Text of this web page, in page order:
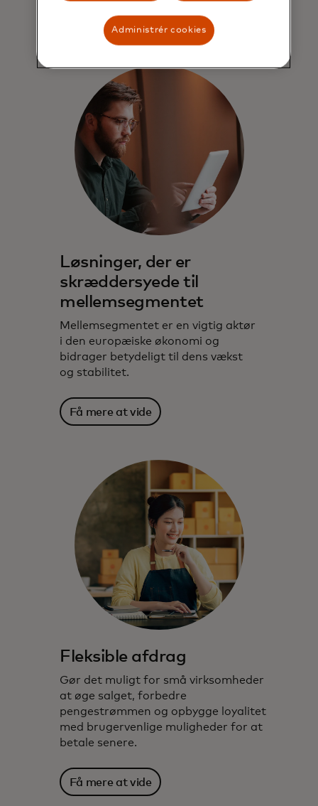
Løsninger, der er
skræddersyede til
mellemsegmentet
Mellemsegmentet er en vigtig aktør
i den europæiske økonomi og
bidrager betydeligt til dens vækst
og stabilitet.
Få mere at vide
Fleksible afdrag
Gør det muligt for små virksomheder
at øge salget, forbedre
pengestrømmen og opbygge loyalitet
med brugervenlige muligheder for at
betale senere.
Få mere at vide
Administrér cookies